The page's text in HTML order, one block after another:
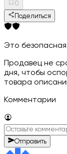
0
Поделиться
Это
Продавец не
дня, чтобы
товара
Комментарии
Отправить